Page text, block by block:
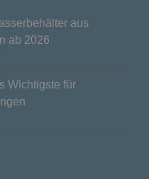
aus
ab 2026
Wichtigste für